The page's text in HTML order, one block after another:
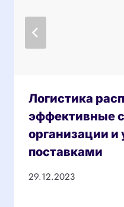
Логистика
эффективные
организации и
поставками
29.12.2023